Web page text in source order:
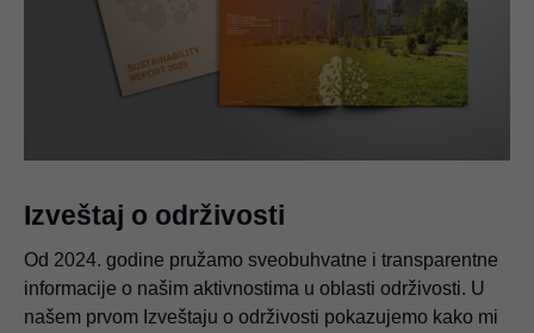
Izveštaj o održivosti
Od 2024. godine pružamo sveobuhvatne i transparentne
informacije o našim aktivnostima u oblasti održivosti. U
našem prvom Izveštaju o održivosti pokazujemo kako mi